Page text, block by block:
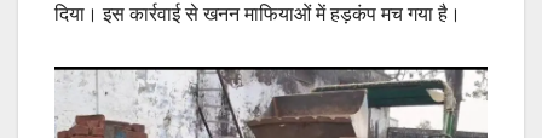
दिया। इस कार्रवाई से खनन माफियाओं में हड़कंप मच गया है।